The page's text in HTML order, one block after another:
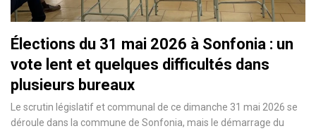
Élections du 31 mai 2026 à Sonfonia : un
vote lent et quelques difficultés dans
plusieurs bureaux
Le scrutin législatif et communal de ce dimanche 31 mai 2026 se
déroule dans la commune de Sonfonia, mais le démarrage du